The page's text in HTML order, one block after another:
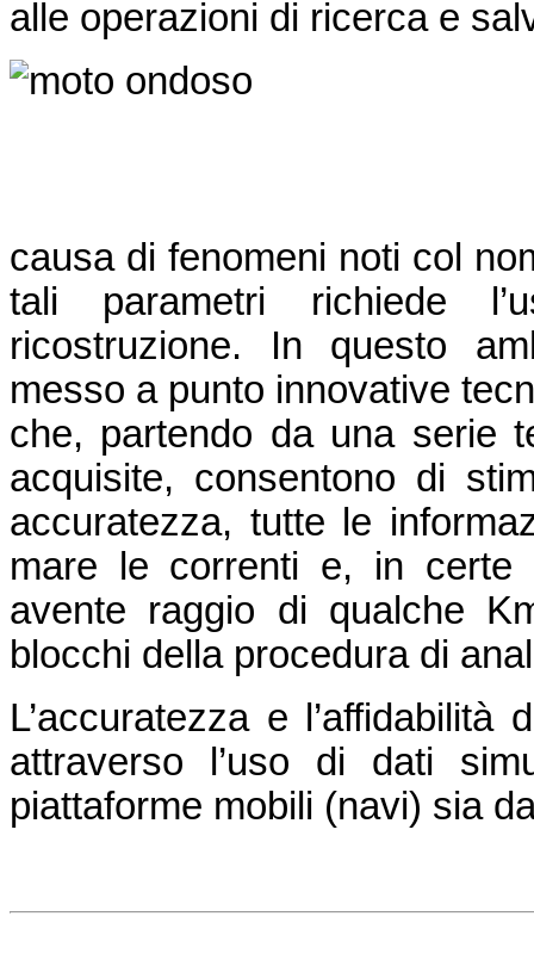
alle operazioni di ricerca e
causa di fenomeni noti col
tali parametri richiede
ricostruzione. In questo
messo a punto innovative
che, partendo da una serie
acquisite, consentono di
accuratezza, tutte le
mare le correnti e, in certe
avente raggio di qualche
blocchi della procedura di
L’accuratezza e
attraverso l’uso di dati
piattaforme mobili (navi) sia